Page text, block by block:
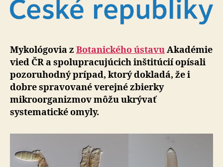
Mykológovia z Botanického ústavuAkadémie
vied ČR a spolupracujúcich inštitúcií opísali
pozoruhodný prí­pad, ktorý dokladá, že i
dobre spravované verejné zbier­ky
mikroorganizmov môžu ukrývať
systematické omyly.